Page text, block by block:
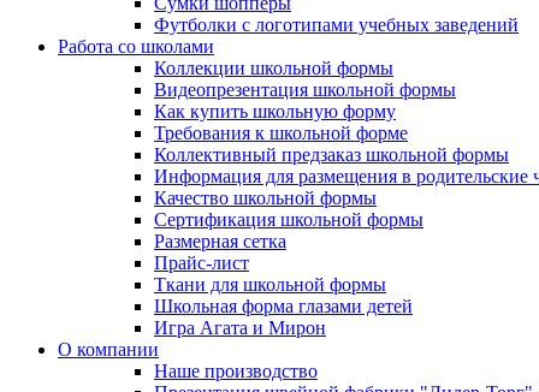
Футболки с логотипами учебных заведений
Работа со школами
Коллекции школьной формы
Видеопрезентация школьной формы
Как купить школьную форму
Требования к школьной форме
Коллективный предзаказ школьной формы
Информация для размещения в родительские
Качество школьной формы
Сертификация школьной формы
Размерная сетка
Прайс-лист
Ткани для школьной формы
Школьная форма глазами детей
Игра Агата и Мирон
О компании
Наше производство